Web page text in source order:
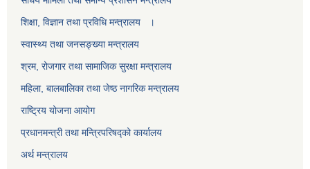
शिक्षा, विज्ञान तथा प्रविधि मन्त्रालय ।
स्वास्थ्य तथा जनसङ्ख्या मन्त्रालय
श्रम, रोजगार तथा सामाजिक सुरक्षा मन्त्रालय
महिला, बालबालिका तथा जेष्ठ नागरिक मन्त्रालय
राष्ट्रिय योजना आयोग
प्रधानमन्त्री तथा मन्त्रिपरिषद्को कार्यालय
अर्थ मन्त्रालय